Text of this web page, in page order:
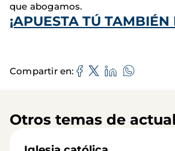
que abogamos.
¡APUESTA TÚ TAMBIÉN
Compartir en
Otros temas de